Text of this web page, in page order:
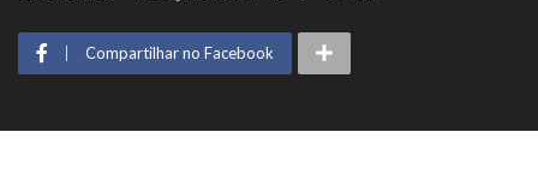
Compartilhar no Facebook